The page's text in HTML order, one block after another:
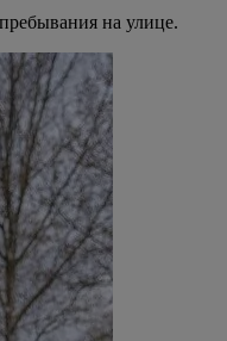
на улице.